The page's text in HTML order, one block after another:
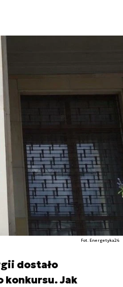
Fot. Energetyka24
dostało
konkursu. Jak